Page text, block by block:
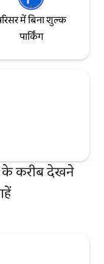
में बिना शुल्क
पार्किंग
के करीब देखने